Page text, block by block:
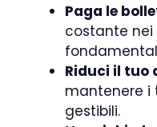
Paga le
costante
Riduci il tuo
mantenere i
gestibili.